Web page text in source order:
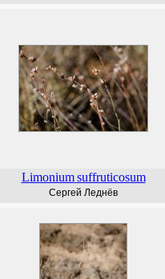
Limonium suffruticosum
Сергей Леднёв